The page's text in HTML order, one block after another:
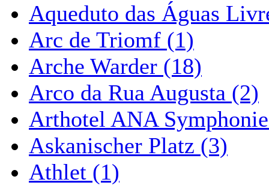
Aqueduto das Águas
Arc de Triomf (1)
Arche Warder (18)
Arco da Rua Augusta (2)
Arthotel ANA
Askanischer Platz (3)
Athlet (1)